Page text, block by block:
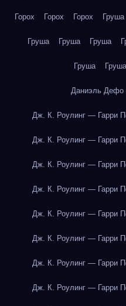
Горох Горох Горох Груша
Груша Груша Груша
Груша Груша
Даниэль Дефо
Дж. К. Роулинг — Гарри
Дж. К. Роулинг — Гарри
Дж. К. Роулинг — Гарри
Дж. К. Роулинг — Гарри
Дж. К. Роулинг — Гарри
Дж. К. Роулинг — Гарри
Дж. К. Роулинг — Гарри
Дж. К. Роулинг — Гарри